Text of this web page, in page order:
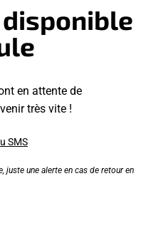
en attente de
très vite !
SMS
juste une alerte en cas de retour en